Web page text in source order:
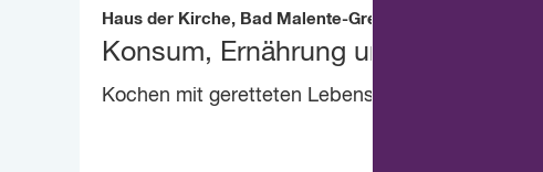
Haus der Kirche, Bad Malente-Gremsmühlen
Konsum, Ernährung und Artenvielfalt
Kochen mit geretteten Lebensmitteln